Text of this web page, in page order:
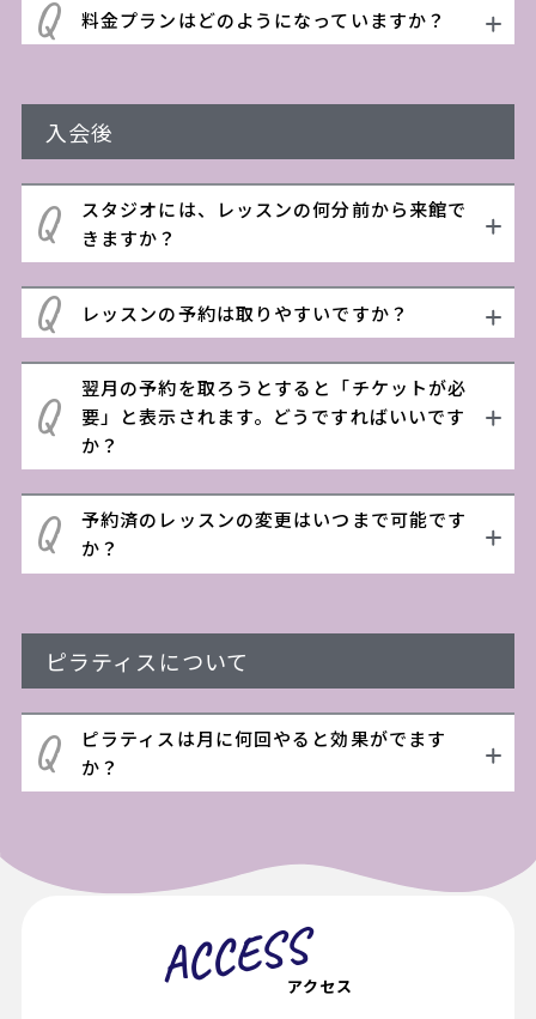
料金プランはどのようになっていますか？
入会後
スタジオには、レッスンの何分前から来館で
きますか？
レッスンの予約は取りやすいですか？
翌月の予約を取ろうとすると「チケットが必
要」と表示されます。どうですればいいです
か？
予約済のレッスンの変更はいつまで可能です
か？
ピラティスについて
ピラティスは月に何回やると効果がでます
か？
ACCESSアクセス